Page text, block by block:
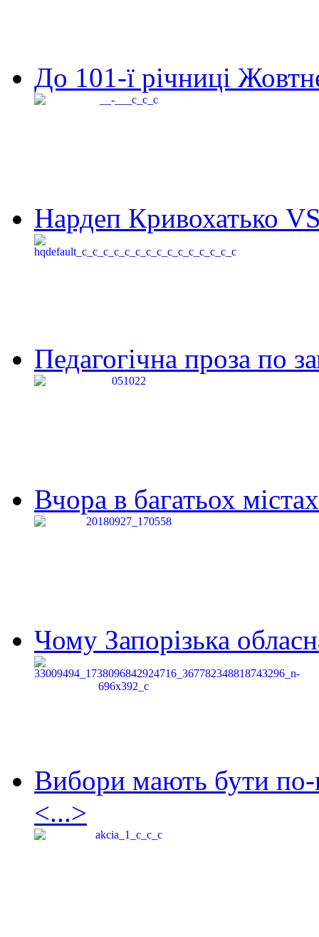
До 101-ї річниці
Нардеп Кривохатько
Педагогічна проза по
Вчора в багатьох
Чому Запорізька
Вибори мають бути по-
<...>